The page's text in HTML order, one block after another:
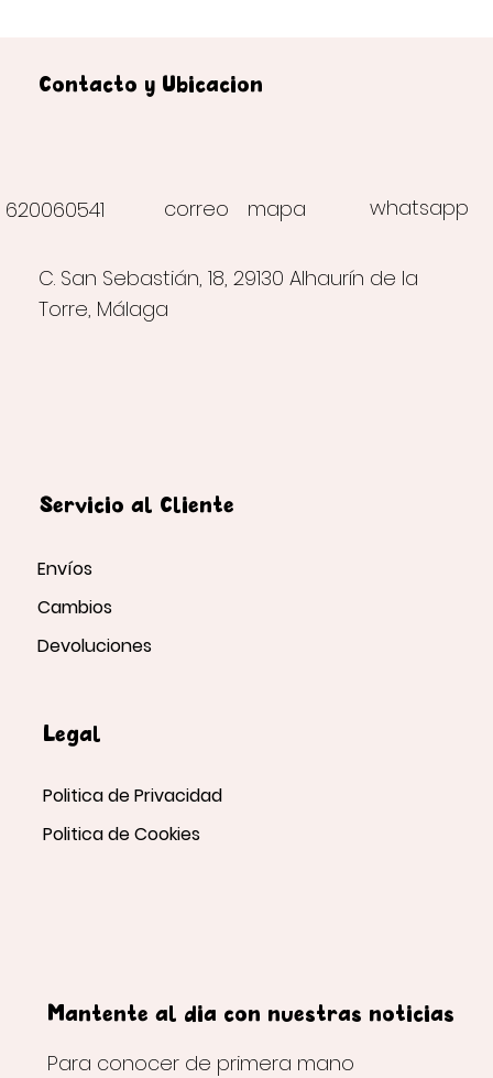
correo
Contacto y Ubicación
620060541 whatsapp
C. San Sebastián, 18, 29130 Alhaurín de la
Torre, Málaga
mapa
Servicio al Cliente
Envíos
Cambios
Devoluciones
Legal
Politica de Privacidad
Politica de Cookies
Mantente al día con nuestras noticias
Para conocer de primera mano